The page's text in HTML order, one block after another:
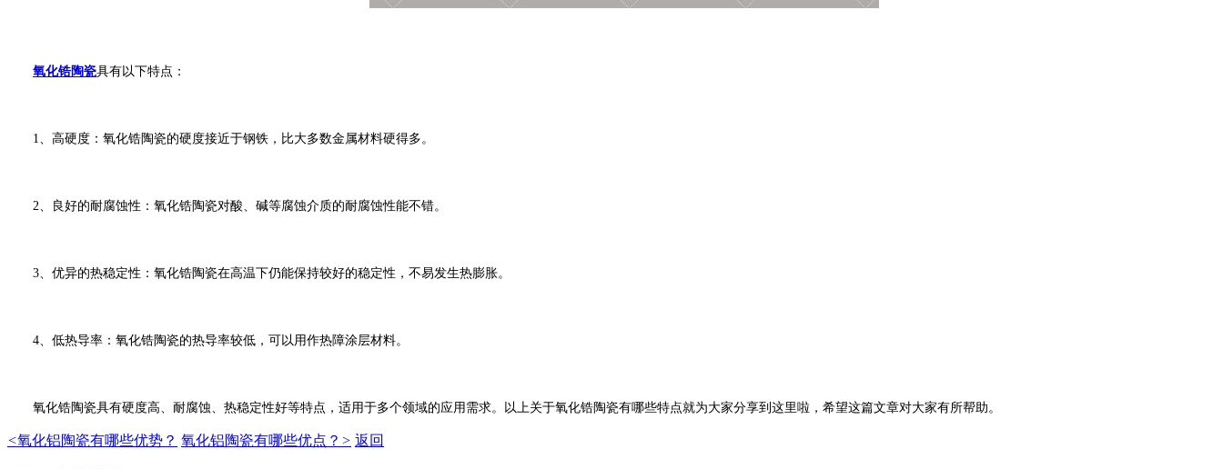
氧化锆陶瓷具有以下特点：
1、 高硬度：氧化锆陶瓷的硬度接近于钢铁，比大多数金属材料硬得多。
2、 良好的耐腐蚀性：氧化锆陶瓷对酸、碱等腐蚀介质的耐腐蚀性能不错。
3、 优异的热稳定性：氧化锆陶瓷在高温下仍能保持较好的稳定性，不易发生热膨胀。
4、 低热导率：氧化锆陶瓷的热导率较低，可以用作热障涂层材料。
氧化锆陶瓷具有硬度高、耐腐蚀、热稳定性好等特点，适用于多个领域的应用需求。 以上关于氧化锆陶瓷有哪些特点就为大家分享到这里啦，希望这篇文章对大家有所帮助。
<氧化铝陶瓷有哪些优势？ 氧化铝陶瓷有哪些优点？ > 返回